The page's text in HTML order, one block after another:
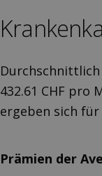
Durchschnittlich
432.61 CHF pro
ergeben sich
Prämien der